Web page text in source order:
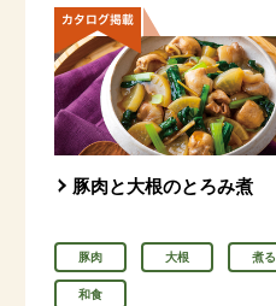
豚肉と大根のとろみ煮
豚肉 大根 煮る
和食